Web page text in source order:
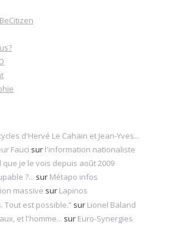
d'Hervé Le Cahain et Jean-Yves...
Fauci sur l'information nationaliste
que je le vois depuis août 2009
?... sur Métapo infos
massive sur Lapinos
Tout est possible.” sur Lionel Baland
et l'homme... sur Euro-Synergies